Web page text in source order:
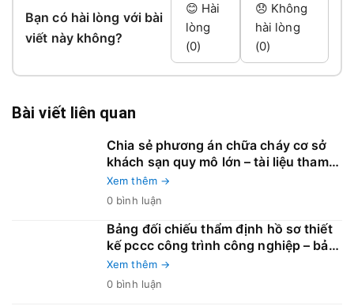
Bạn có hài lòng với bài
viết này không?
😊 Hài
lòng
(0)
😞 Không
hài lòng
(0)
Bài viết liên quan
Chia sẻ phương án chữa cháy cơ sở
khách sạn quy mô lớn – tài liệu tham
khảo thực tế (Vinpearl Hạ Long)
Xem thêm →
0 bình luận
Bảng đối chiếu thẩm định hồ sơ thiết
kế pccc công trình công nghiệp – bản
mới 2026
Xem thêm →
0 bình luận